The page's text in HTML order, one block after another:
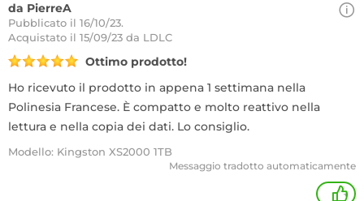
da PierreA
Pubblicato il 16/10/23.
Acquistato il 15/09/23 da LDLC
Ottimo prodotto!
Ho ricevuto il prodotto in appena 1 settimana nella
Polinesia Francese. È compatto e molto reattivo nella
lettura e nella copia dei dati. Lo consiglio.
Modello: Kingston XS2000 1TB
Messaggio tradotto automaticamente
+